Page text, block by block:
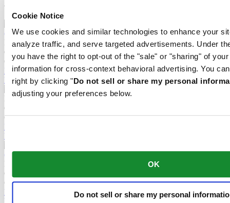
Cookie Notice
We use cookies and similar technologies to enhance your
analyze traffic, and serve targeted advertisements. Under
you have the right to opt-out of the "sale" or "sharing" of
information for cross-context behavioral advertising. You
right by clicking "Do not sell or share my personal
adjusting your preferences below.
OK
Do not sell or share my personal
DS-7 Quartz
Quarz,⌀
39.0mm
€ 485,-
Bei händler reservieren
Filiale finden
DS-7 Quartz
Quarz,
€ 585,-
Bei händler reservieren
Filiale finden
DS-7 Quartz
Quarz,
€ 485,-
Bei händler reservieren
Filiale finden